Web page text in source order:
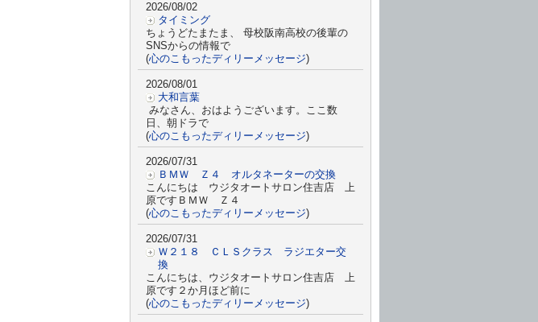
2026/08/02
タイミング
ちょうどたまたま、 母校阪南高校の後輩の
SNSからの情報で
(心のこもったディリーメッセージ)
2026/08/01
大和言葉
みなさん、おはようございます。ここ数
日、朝ドラで
(心のこもったディリーメッセージ)
2026/07/31
ＢＭＷ Ｚ４ オルタネーターの交換
こんにちは ウジタオートサロン住吉店 上
原ですＢＭＷ Ｚ４
(心のこもったディリーメッセージ)
2026/07/31
Ｗ２１８ ＣＬＳクラス ラジエター交
換
こんにちは、ウジタオートサロン住吉店 上
原です２か月ほど前に
(心のこもったディリーメッセージ)